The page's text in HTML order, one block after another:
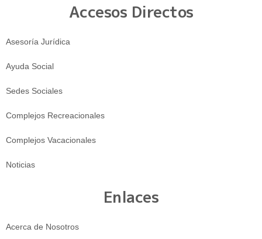
Accesos Directos
Asesoría Jurídica
Ayuda Social
Sedes Sociales
Complejos Recreacionales
Complejos Vacacionales
Noticias
Enlaces
Acerca de Nosotros